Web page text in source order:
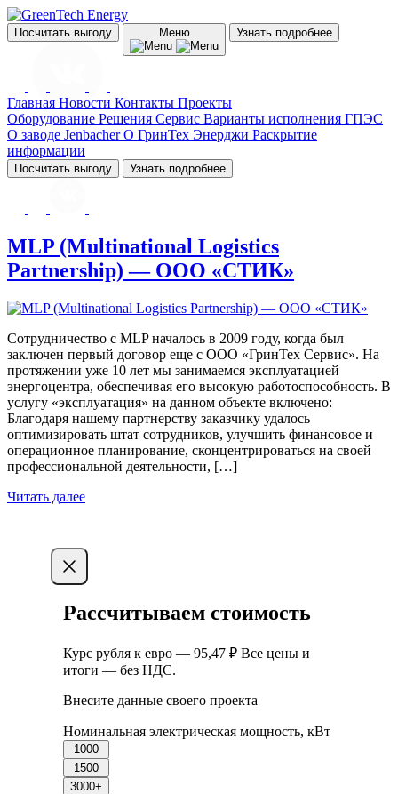
Посчитать выгоду Меню Узнать подробнее
Главная Новости Контакты Проекты
Оборудование Решения Сервис Варианты исполнения ГПЭС
О заводе Jenbacher О ГринТех Энерджи Раскрытие
информации
Посчитать выгоду Узнать подробнее
MLP (Multinational Logistics
Partnership) — ООО «СТИК»
Сотрудничество с MLP началось в 2009 году, когда был
заключен первый договор еще с ООО «ГринТех Сервис». На
протяжении уже 10 лет мы занимаемся эксплуатацией
энергоцентра, обеспечивая его высокую работоспособность. В
услугу «эксплуатация» на данном объекте включено:
Благодаря нашему партнерству заказчику удалось
оптимизировать штат сотрудников, улучшить финансовое и
операционное планирование, сконцентрироваться на своей
профессиональной деятельности, […]
Читать далее
Рассчитываем стоимость
Курс рубля к евро — 95,47 ₽ Все цены и
итоги — без НДС.
Внесите данные своего проекта
Номинальная электрическая мощность, кВт
1000
1500
3000+